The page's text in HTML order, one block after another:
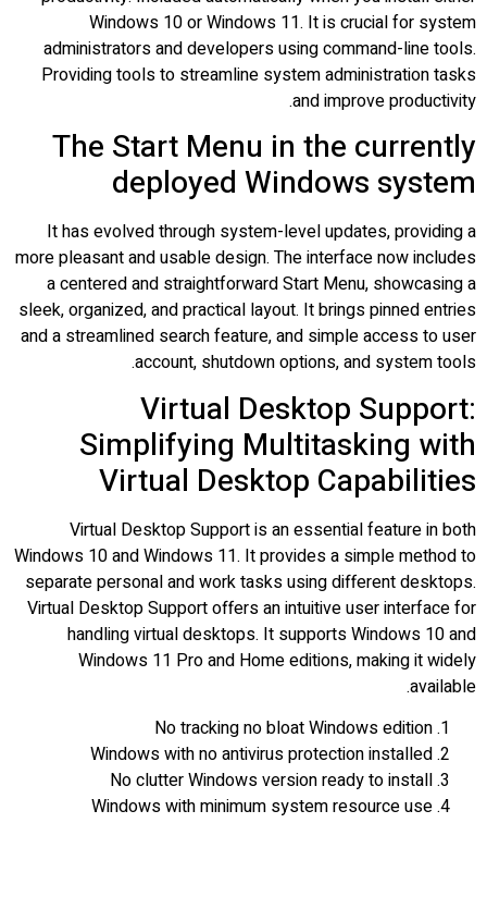
Windows 10 or Windows 11. It is crucial for system
administrators and developers using command-line tools.
Providing tools to streamline system administration tasks
and improve productivity.
The Start Menu in the currently
deployed Windows system
It has evolved through system-level updates, providing a
more pleasant and usable design. The interface now includes
a centered and straightforward Start Menu, showcasing a
sleek, organized, and practical layout. It brings pinned entries
and a streamlined search feature, and simple access to user
account, shutdown options, and system tools.
Virtual Desktop Support:
Simplifying Multitasking with
Virtual Desktop Capabilities
Virtual Desktop Support is an essential feature in both
Windows 10 and Windows 11. It provides a simple method to
separate personal and work tasks using different desktops.
Virtual Desktop Support offers an intuitive user interface for
handling virtual desktops. It supports Windows 10 and
Windows 11 Pro and Home editions, making it widely
available.
No tracking no bloat Windows edition
Windows with no antivirus protection installed
No clutter Windows version ready to install
Windows with minimum system resource use